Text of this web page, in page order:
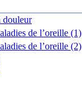
douleur
de l’oreille (1)
de l’oreille (2)